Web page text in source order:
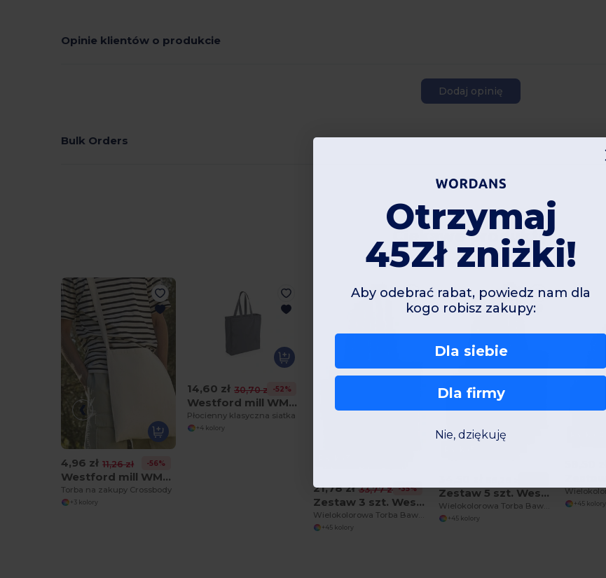
Opinie klientów o produkcie
Dodaj opinię
Bulk Orders
Ciekawe produkty
4,96 zł 11,26 zł -56%
Westford mill WM107
Torba na zakupy Crossbody
+3 kolory
14,60 zł 30,70 zł -52%
Westford mill WM108
Płocienny klasyczna siatka
+4 kolory
21,78 zł 33,77 zł -35%
Zestaw 3 szt. Westford mill WM101
Wielokolorowa Torba Bawełniana na Ramię
+45 kolory
Zestaw 5 szt. Westford mill WM101
+45 kolory
+45 kolory
Otrzymaj
45Zł zniżki!
Aby odebrać rabat, powiedz nam dla
kogo robisz zakupy:
Dla siebie
Dla firmy
Nie, dziękuję